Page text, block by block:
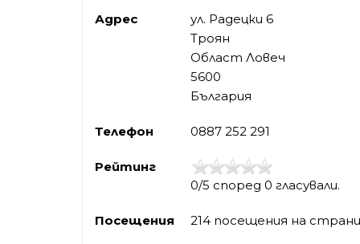
Адрес
ул. Радецки 6
Троян
Област Ловеч
5600
България
Телефон 0887 252 291
Рейтинг
0/5 според 0 гласували.
Посещения 214 посещения на